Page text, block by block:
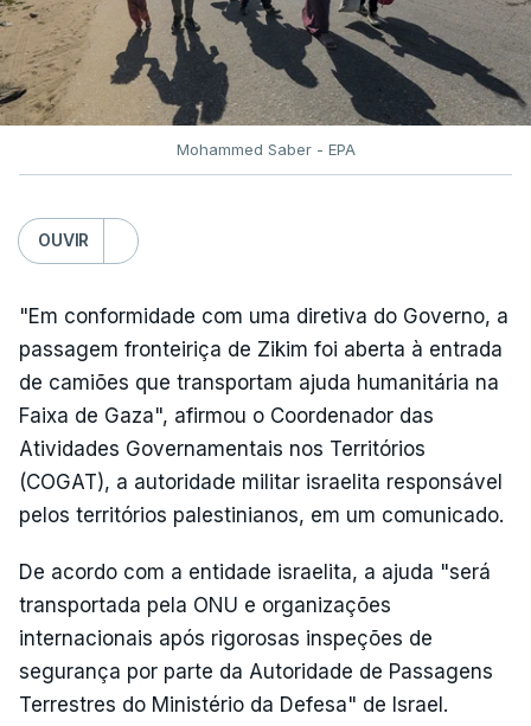
Mohammed Saber - EPA
OUVIR
"Em conformidade com uma diretiva do Governo, a
passagem fronteiriça de Zikim foi aberta à entrada
de camiões que transportam ajuda humanitária na
Faixa de Gaza", afirmou o Coordenador das
Atividades Governamentais nos Territórios
(COGAT), a autoridade militar israelita responsável
pelos territórios palestinianos, em um comunicado.
De acordo com a entidade israelita, a ajuda "será
transportada pela ONU e organizações
internacionais após rigorosas inspeções de
segurança por parte da Autoridade de Passagens
Terrestres do Ministério da Defesa" de Israel.